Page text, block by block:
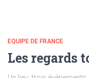
EQUIPE DE FRANCE
Les regards